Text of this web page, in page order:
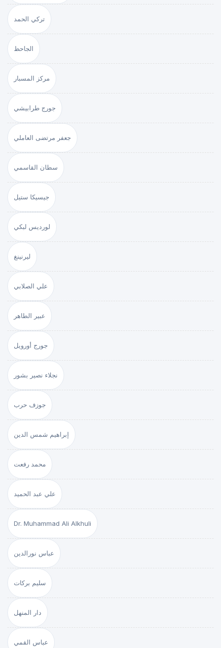
تركي الحمد
الجاحظ
مركز المسبار
جورج طرابيشي
جعفر مرتضى العاملي
سطان القاسمي
جيسيكا ستيل
لورديس لبكي
ليرنينغ
علي الصلابي
عبير الطاهر
جورج أورويل
نجلاء نصير بشور
جوزف حرب
إبراهيم شمس الدين
محمد رفعت
علي عبد الحميد
Dr. Muhammad Ali Alkhuli
عباس نورالدين
سليم بركات
دار المنهل
عباس القمي